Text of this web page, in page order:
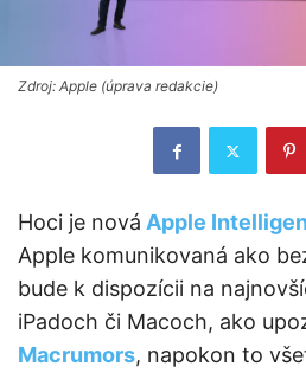
Zdroj: Apple (úprava redakcie)
Hoci je nová Apple
Apple komunikovaná ako
bude k dispozícii na
iPadoch či Macoch, ako
Macrumors, napokon to